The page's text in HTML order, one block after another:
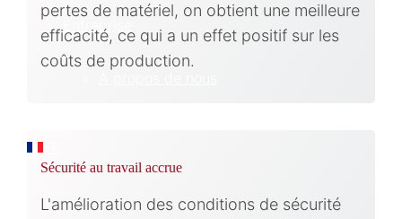
Entreprise
FR
pertes de matériel, on obtient une meilleure
efficacité, ce qui a un effet positif sur les
coûts de production.
Sécurité au travail accrue
L'amélioration des conditions de sécurité